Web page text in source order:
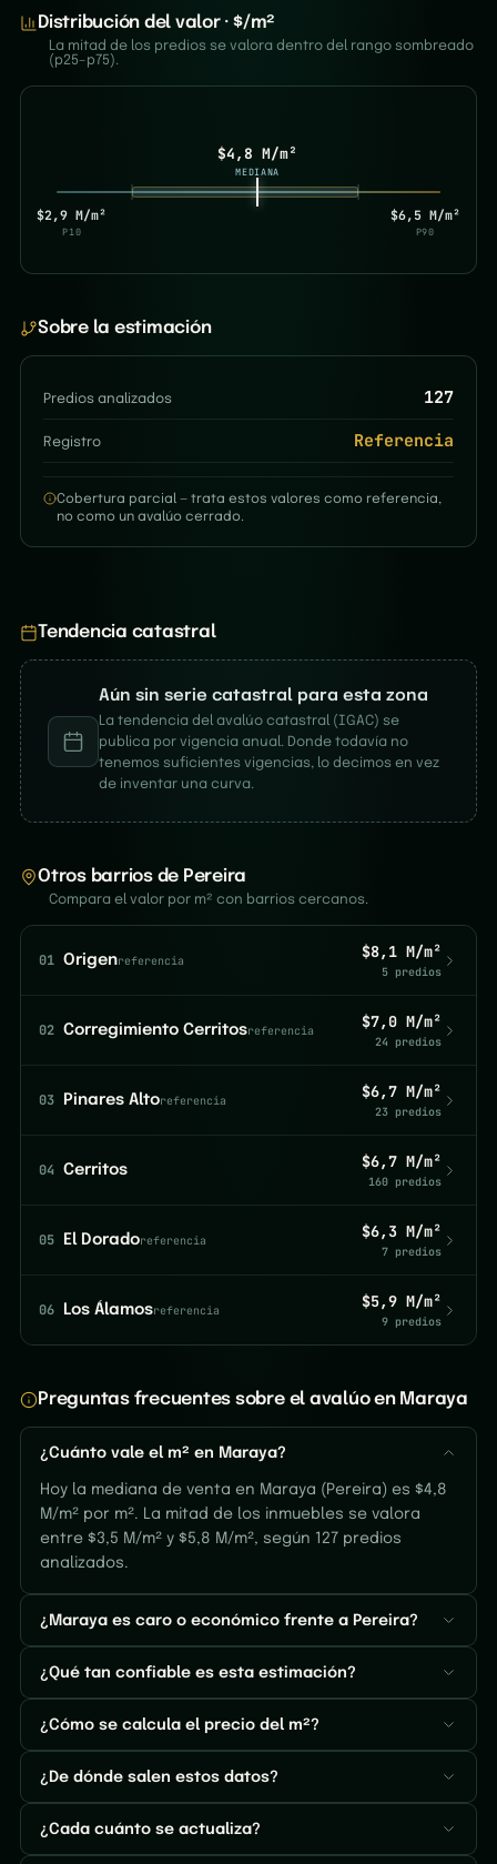
Distribución del valor · $/m²
La mitad de los predios se valora dentro del rango sombreado
(p25–p75).
$2,9 M/m²
P10
$4,8 M/m²
MEDIANA
$6,5 M/m²
P90
Sobre la estimación
Predios analizados 127
Registro Referencia
Cobertura parcial — trata estos valores como referencia,
no como un avalúo cerrado.
Tendencia catastral
Aún sin serie catastral para esta zona
La tendencia del avalúo catastral (IGAC) se
publica por vigencia anual. Donde todavía no
tenemos suficientes vigencias, lo decimos en vez
de inventar una curva.
Otros barrios de Pereira
Compara el valor por m² con barrios cercanos.
01 Origenreferencia $8,1 M/m²
5 predios
02 Corregimiento Cerritosreferencia $7,0 M/m²
24 predios
03 Pinares Altoreferencia $6,7 M/m²
23 predios
04 Cerritos $6,7 M/m²
160 predios
05 El Doradoreferencia $6,3 M/m²
7 predios
06 Los Álamosreferencia $5,9 M/m²
9 predios
Preguntas frecuentes sobre el avalúo en Maraya
¿Cuánto vale el m² en Maraya?
Hoy la mediana de venta en Maraya (Pereira) es $4,8
M/m² por m². La mitad de los inmuebles se valora
entre $3,5 M/m² y $5,8 M/m², según 127 predios
analizados.
¿Maraya es caro o económico frente a Pereira?
¿Qué tan confiable es esta estimación?
¿Cómo se calcula el precio del m²?
¿De dónde salen estos datos?
¿Cada cuánto se actualiza?